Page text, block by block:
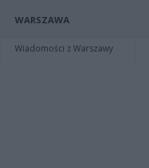
WARSZAWA
Wiadomości z Warszawy